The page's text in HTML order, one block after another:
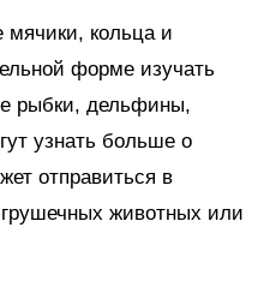
мячики, кольца и
форме изучать
рыбки, дельфины,
узнать больше о
отправиться в
животных или